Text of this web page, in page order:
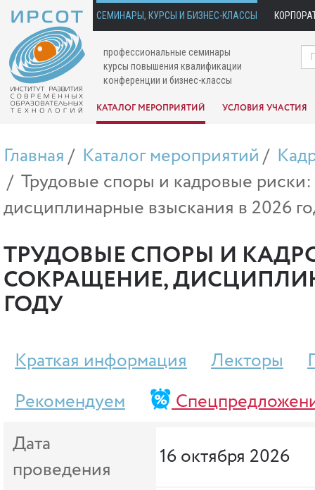
СЕМИНАРЫ, КУРСЫ И БИЗНЕС-КЛАССЫ
профессиональные семинары
курсы повышения квалификации
конференции и бизнес-классы
КАТАЛОГ МЕРОПРИЯТИЙ УСЛОВИЯ УЧАСТИЯ
Главная Каталог мероприятий
Трудовые споры и кадровые
дисциплинарные взыскания в 2026
ТРУДОВЫЕ СПОРЫ И
СОКРАЩЕНИЕ,
ГОДУ
Краткая информация Лекторы
Рекомендуем
Дата
проведения
16 октября 2026